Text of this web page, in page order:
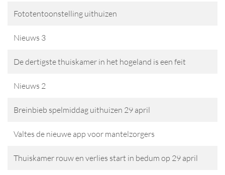
Fototentoonstelling uithuizen
Nieuws 3
De dertigste thuiskamer in het hogeland is een feit
Nieuws 2
Breinbieb spelmiddag uithuizen 29 april
Valtes de nieuwe app voor mantelzorgers
Thuiskamer rouw en verlies start in bedum op 29 april